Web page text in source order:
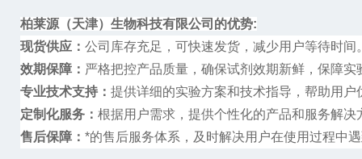
柏莱源（天津）生物科技有限公司的优势:
现货供应： 公司库存充足，可快速发货，减少用户等待时间
效期保障： 严格把控产品质量，确保试剂效期新鲜，保障实
专业技术支持： 提供详细的实验方案和技术指导，帮助用
定制化服务： 根据用户需求，提供个性化的产品和服务解决
售后保障： *的售后服务体系，及时解决用户在使用过程中